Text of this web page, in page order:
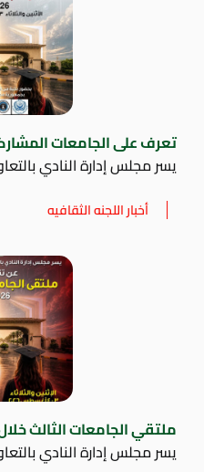
تعرف على الجامعات
يسر مجلس إدارة النادي
أخبار اللجنه الثقافيه
ملتقي الجامعات الثالث
يسر مجلس إدارة النادي